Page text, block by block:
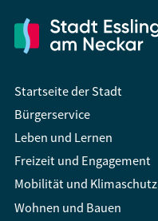
Startseite der Stadt
Bürgerservice
Leben und Lernen
Freizeit und Engagement
Mobilität und Klimaschutz
Wohnen und Bauen